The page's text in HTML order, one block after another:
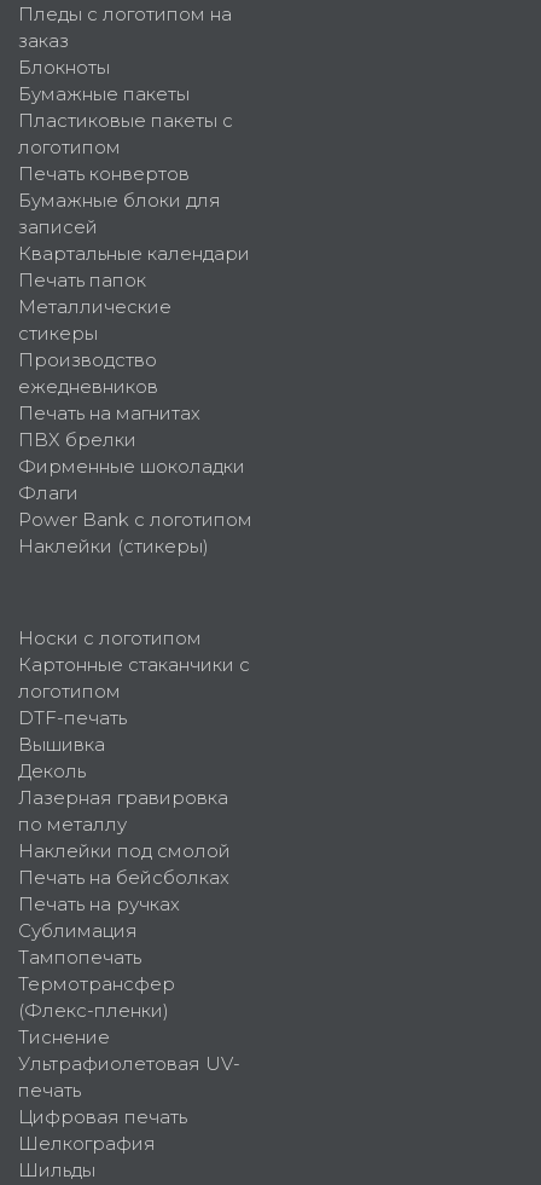
Пледы с логотипом на
заказ
Блокноты
Бумажные пакеты
Пластиковые пакеты с
логотипом
Печать конвертов
Бумажные блоки для
записей
Квартальные календари
Печать папок
Металлические
стикеры
Производство
ежедневников
Печать на магнитах
ПВХ брелки
Фирменные шоколадки
Флаги
Power Bank с логотипом
Наклейки (стикеры)
Носки с логотипом
Картонные стаканчики с
логотипом
DTF-печать
Вышивка
Деколь
Лазерная гравировка
по металлу
Наклейки под смолой
Печать на бейсболках
Печать на ручках
Сублимация
Тампопечать
Термотрансфер
(Флекс-пленки)
Тиснение
Ультрафиолетовая UV-
печать
Цифровая печать
Шелкография
Шильды